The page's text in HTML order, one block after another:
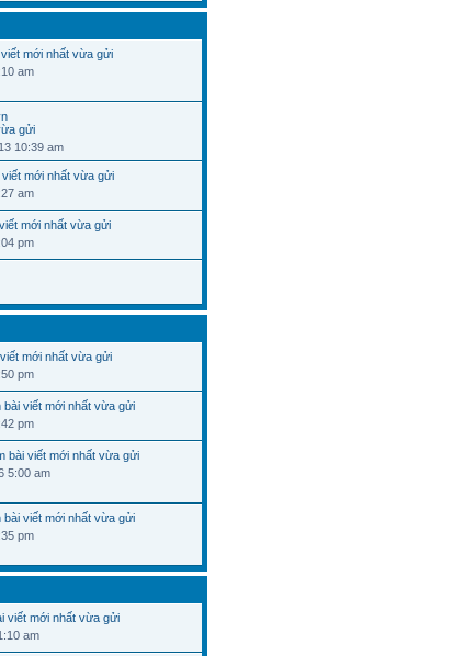
am
10:39 am
am
pm
pm
pm
5:00 am
pm
am